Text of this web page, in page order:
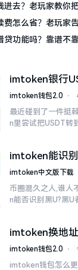
去？老玩家教你
怎么省？老玩家告
功能吗？靠谱不靠
imtoken银行
这几个法子能
imtoken钱包2.0 ⋅
最近碰到了一件挺
n里尝试把USDT转
么时长
imtoken能识
告诉你真相
imtoken中文版下载
币圈混久之人,谁人
n能否识别黑U?黑U
imtoken换地
事
imtoken钱包2.0 ⋅
imtoken钱包怎么